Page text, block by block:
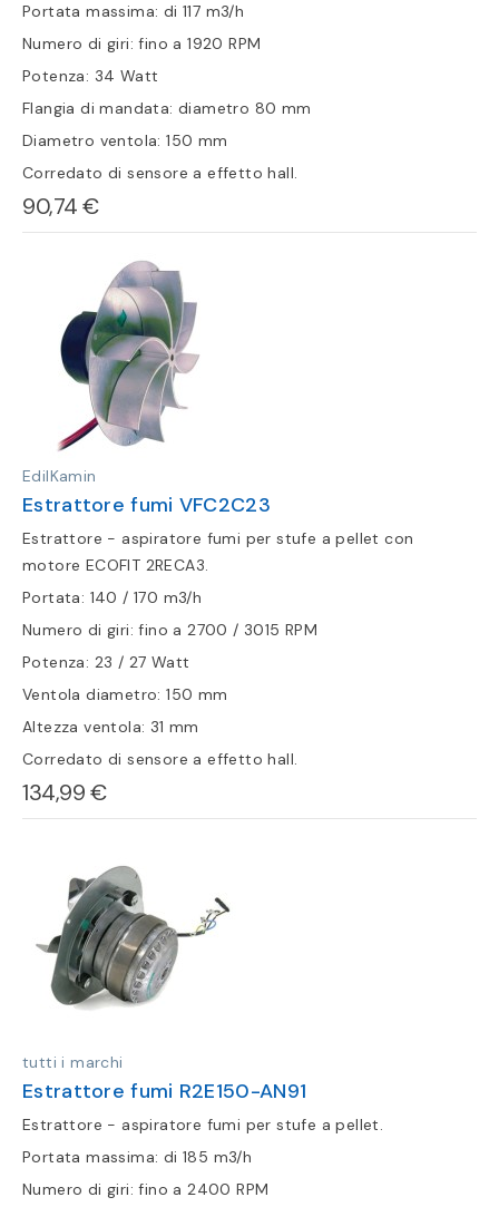
Portata massima: di 117 m3/h
Numero di giri: fino a 1920 RPM
Potenza: 34 Watt
Flangia di mandata: diametro 80 mm
Diametro ventola: 150 mm
Corredato di sensore a effetto hall.
90,74 €
EdilKamin
Estrattore fumi VFC2C23
Estrattore - aspiratore fumi per stufe a pellet con
motore ECOFIT 2RECA3.
Portata: 140 / 170 m3/h
Numero di giri: fino a 2700 / 3015 RPM
Potenza: 23 / 27 Watt
Ventola diametro: 150 mm
Altezza ventola: 31 mm
Corredato di sensore a effetto hall.
134,99 €
tutti i marchi
Estrattore fumi R2E150-AN91
Estrattore - aspiratore fumi per stufe a pellet.
Portata massima: di 185 m3/h
Numero di giri: fino a 2400 RPM